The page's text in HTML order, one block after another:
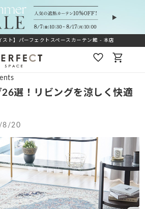
スト】パーフェクトスペースカーテン館 - 本店
選！リビングを涼しく快適
8/20